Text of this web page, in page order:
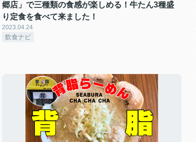
郷店」で三種類の食感が楽しめる！牛たん3種盛
り定食を食べて来ました！
2023.04.24
飲食ナビ